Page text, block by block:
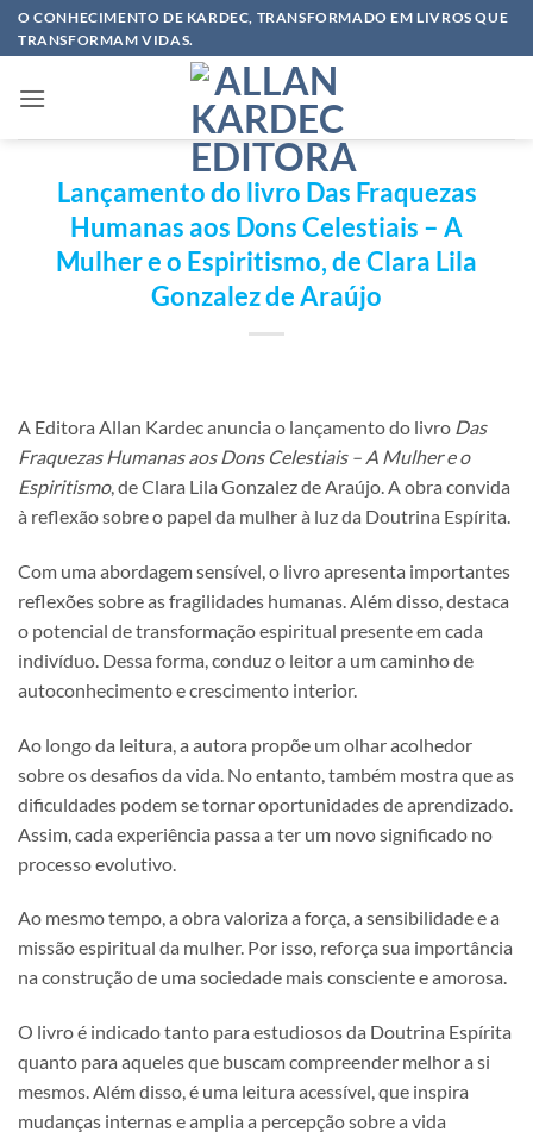
SkipO CONHECIMENTO DE KARDEC, TRANSFORMADO EM LIVROS QUE
TRANSFORMAM VIDAS.
Lançamento do livro Das Fraquezas
Humanas aos Dons Celestiais – A
Mulher e o Espiritismo, de Clara Lila
Gonzalez de Araújo
A Editora Allan Kardec anuncia o lançamento do livro Das
Fraquezas Humanas aos Dons Celestiais – A Mulher e o
Espiritismo, de Clara Lila Gonzalez de Araújo. A obra convida
à reflexão sobre o papel da mulher à luz da Doutrina Espírita.
Com uma abordagem sensível, o livro apresenta importantes
reflexões sobre as fragilidades humanas. Além disso, destaca
o potencial de transformação espiritual presente em cada
indivíduo. Dessa forma, conduz o leitor a um caminho de
autoconhecimento e crescimento interior.
Ao longo da leitura, a autora propõe um olhar acolhedor
sobre os desafios da vida. No entanto, também mostra que as
dificuldades podem se tornar oportunidades de aprendizado.
Assim, cada experiência passa a ter um novo significado no
processo evolutivo.
Ao mesmo tempo, a obra valoriza a força, a sensibilidade e a
missão espiritual da mulher. Por isso, reforça sua importância
na construção de uma sociedade mais consciente e amorosa.
O livro é indicado tanto para estudiosos da Doutrina Espírita
quanto para aqueles que buscam compreender melhor a si
mesmos. Além disso, é uma leitura acessível, que inspira
mudanças internas e amplia a percepção sobre a vida